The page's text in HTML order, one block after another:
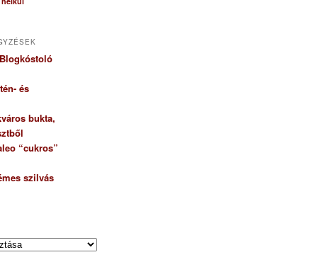
és
bukta,
“cukros”
szilvás